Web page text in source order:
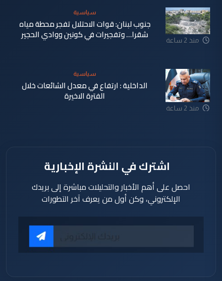
منذ 2 ساعة
سياسية
جنوب لبنان: قوات الاحتلال تفجر محطة مياه
شقرا… وتفجيرات في كونين ووادي الحجير
منذ 2 ساعة
سياسية
الداخلية : ارتفاع في معدل الشائعات خلال
الفترة الاخيرة
اشترك في النشرة الإخبارية
احصل على أهم الأخبار والتحليلات مباشرة إلى بريدك
الإلكتروني، وكن أول من يعرف آخر التطورات